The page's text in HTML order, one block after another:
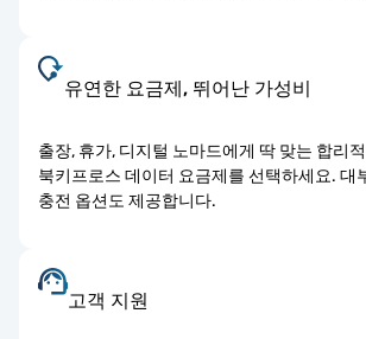
유연한 요금제, 뛰어난 가성비
출장, 휴가, 디지털 노마드에게 딱 맞는 합리
북키프로스 데이터 요금제를 선택하세요. 대
충전 옵션도 제공합니다.
고객 지원